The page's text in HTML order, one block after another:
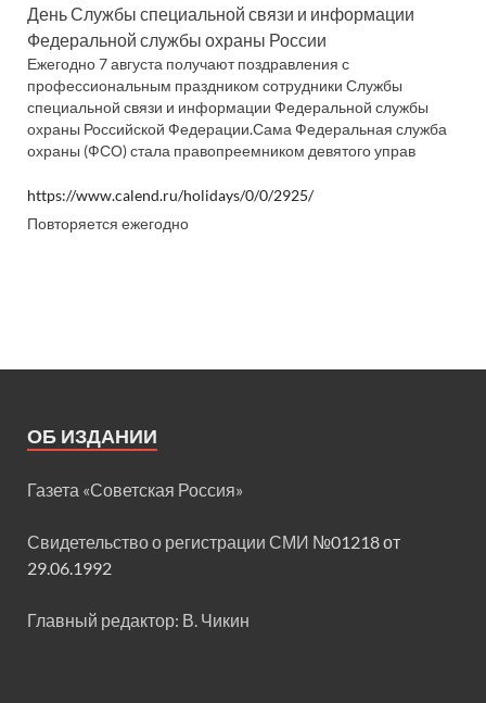
День Службы специальной связи и информации
Федеральной службы охраны России
Ежегодно 7 августа получают поздравления с
профессиональным праздником сотрудники Службы
специальной связи и информации Федеральной службы
охраны Российской Федерации.Сама Федеральная служба
охраны (ФСО) стала правопреемником девятого управ
https://www.calend.ru/holidays/0/0/2925/
Повторяется ежегодно
ОБ ИЗДАНИИ
Газета «Советская Россия»
Свидетельство о регистрации СМИ №01218 от
29.06.1992
Главный редактор: В. Чикин